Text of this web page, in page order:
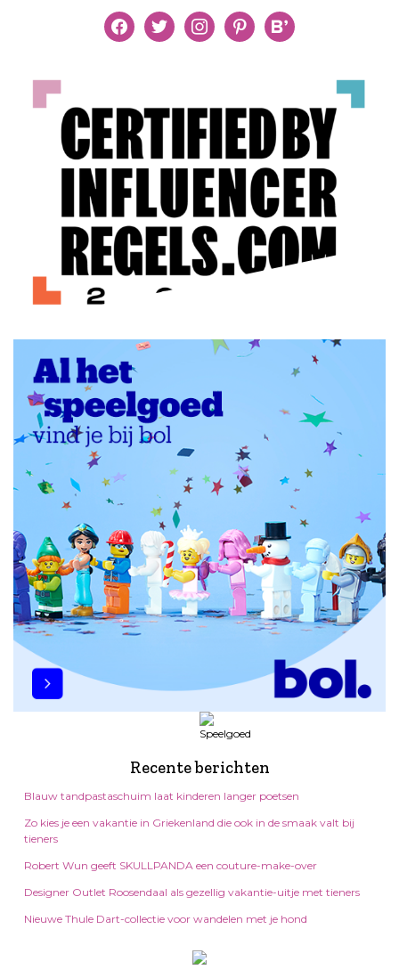
facebooktwitter instagrampinterestbloglovin
Recente berichten
Blauw tandpastaschuim laat kinderen langer poetsen
Zo kies je een vakantie in Griekenland die ook in de smaak valt bij
tieners
Robert Wun geeft SKULLPANDA een couture-make-over
Designer Outlet Roosendaal als gezellig vakantie-uitje met tieners
Nieuwe Thule Dart-collectie voor wandelen met je hond